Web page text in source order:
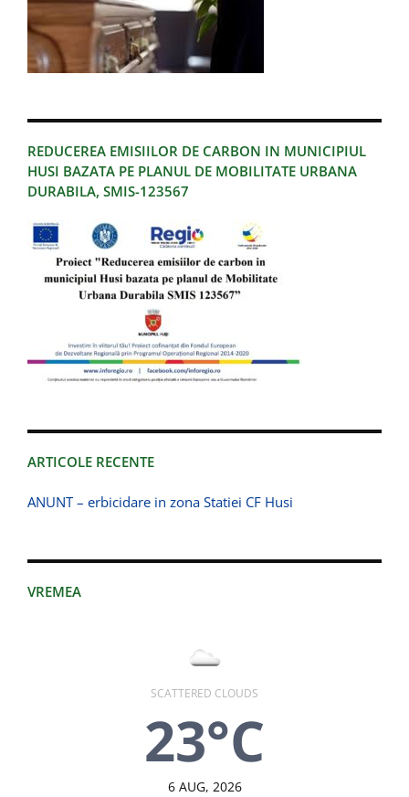
REDUCEREA EMISIILOR DE CARBON IN MUNICIPIUL
HUSI BAZATA PE PLANUL DE MOBILITATE URBANA
DURABILA, SMIS-123567
ARTICOLE RECENTE
ANUNT – erbicidare in zona Statiei CF Husi
VREMEA
SCATTERED CLOUDS
23°C
6 AUG, 2026